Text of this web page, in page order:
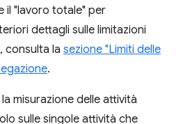
il "lavoro totale" per
dettagli sulle limitazioni
consulta la sezione "Limiti delle
.
misurazione delle attività
sulle singole attività che